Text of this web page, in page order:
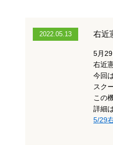
2022.05.13 右近
5月
右近
今回
スク
この
詳細
5/29